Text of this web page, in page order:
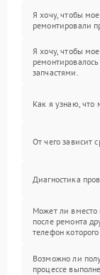
Я хочу, чтобы
ремонтировали
Я хочу, чтобы
запчастями.
Как я узнаю, что
От чего зависит
Диагностика
Может ли вместо
после ремонта
телефон
Возможно ли
процессе